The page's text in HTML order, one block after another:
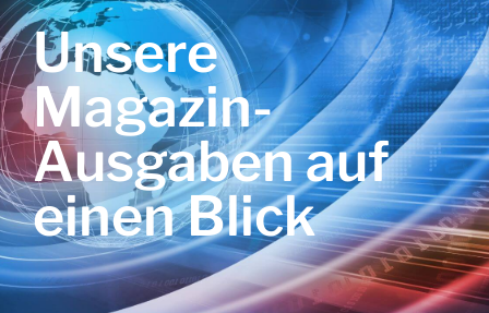
Unsere
Magazin-
Ausgaben auf
einen Blick